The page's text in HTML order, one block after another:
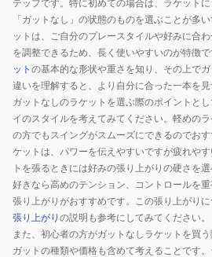
テップです。特に初めての場合は、ラケット
「ガットなし」の状態のものを選ぶことが多
ットは、ご自分のプレースタイルや好みに合
を調整できるため、長く使いやすいのが特徴
ット の基本的な形状や重さを知り、その上で
違いを理解すると、より自分に合った一本を見
ガットなしのラケットを選ぶ際のポイントと
イのスタイルを考えてみてください。軽めの
の方でもスイングがスムーズにできるのでお
ケットは、パワーを伝えやすいですが疲れや
トを張るときには好みの張り上がりの硬さを
好きなら高めのテンション、コントロールを
張り上がりがおすすめです。この張り上がり
張り上がり の説明も参考にしてみてください。
また、初心者の方がガットなしラケットを買
ガットの種類や価格も含めて考えることです